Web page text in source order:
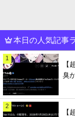
本日の人気記事
1
【
臭
2
【